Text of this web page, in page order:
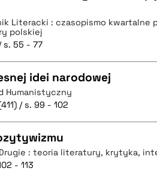
Literacki : czasopismo kwartalne
polskiej
s. 55 - 77
idei narodowej
Humanistyczny
/ s. 99 - 102
: teoria literatury, krytyka,
- 113